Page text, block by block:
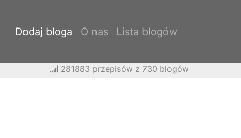
Dodaj bloga O nas Lista blogów
281883 przepisów z 730 blogów